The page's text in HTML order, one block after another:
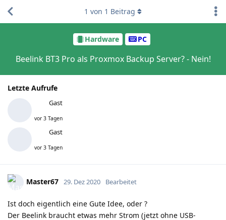
Hardware PC
Beelink BT3 Pro als Proxmox Backup Server? - Nein!
Letzte Aufrufe
Gast
vor 3 Tagen
Gast
vor 3 Tagen
1 von 1 Beitrag
Master67 29. Dez 2020 Bearbeitet
Ist doch eigentlich eine Gute Idee, oder ?
Der Beelink braucht etwas mehr Strom (jetzt ohne USB-